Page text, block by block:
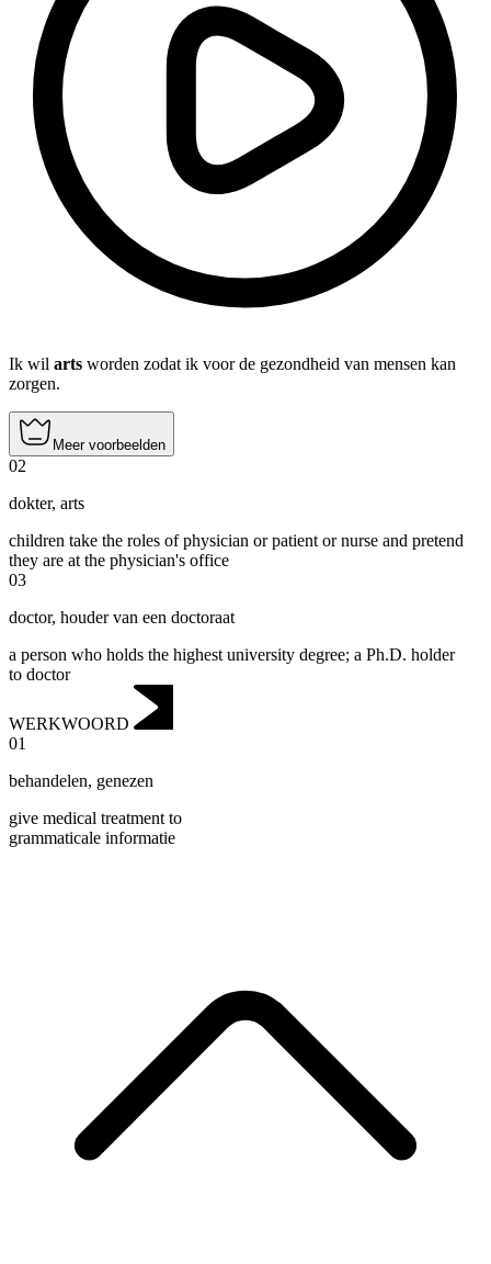
Ik wil arts worden zodat ik voor de gezondheid van mensen kan
zorgen.
Meer voorbeelden
02
dokter, arts
children take the roles of physician or patient or nurse and pretend
they are at the physician's office
03
doctor, houder van een doctoraat
a person who holds the highest university degree; a Ph.D. holder
to doctor
WERKWOORD
01
behandelen, genezen
give medical treatment to
grammaticale informatie